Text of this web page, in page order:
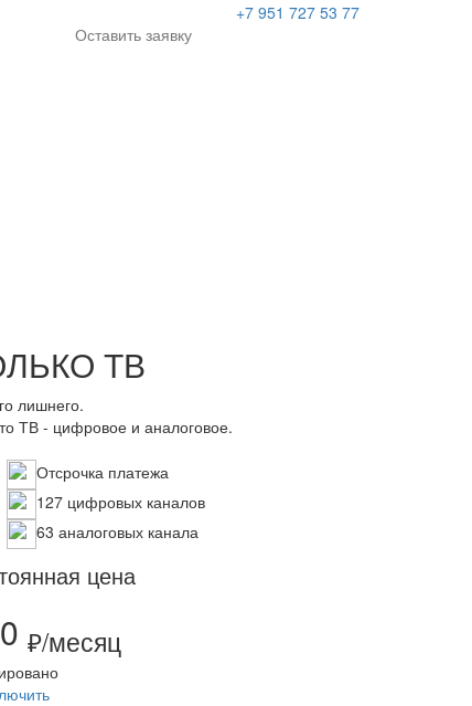
+7 951 727 53 77
Оставить заявку
ТВ
лишнего.
ТВ - цифровое и аналоговое.
Отсрочка платежа
127 цифровых каналов
63 аналоговых канала
цена
₽/месяц